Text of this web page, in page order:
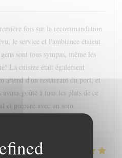
fois sur la recommandation
le service et l'ambiance étaient
sont tous sympas, même les
La cuisine était également
attend d'un restaurant du port, et
goûté à tous les plats de ce
et préparé avec un soin
qualité-prix !